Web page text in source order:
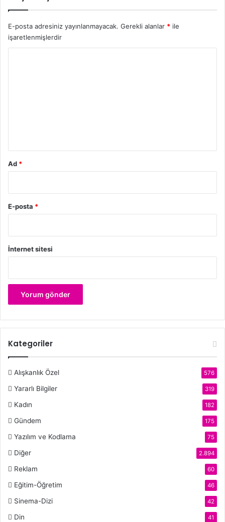
E-posta adresiniz yayınlanmayacak. Gerekli alanlar * ile
işaretlenmişlerdir
Ad *
E-posta *
İnternet sitesi
Kategoriler
Alışkanlık Özel 576
Yararlı Bilgiler 319
Kadın 182
Gündem 175
Yazılım ve Kodlama 75
Diğer 2.894
Reklam 60
Eğitim-Öğretim 46
Sinema-Dizi 42
Din 41